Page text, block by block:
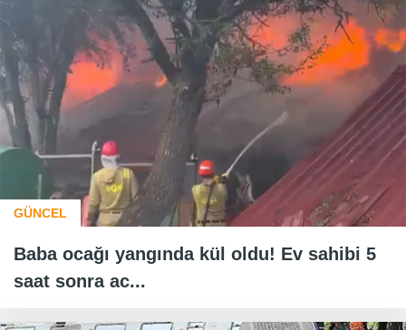
GÜNCEL
Baba ocağı yangında kül oldu! Ev sahibi 5
saat sonra ac...